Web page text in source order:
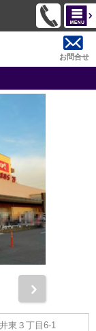
お問合せ
東３丁目6-1